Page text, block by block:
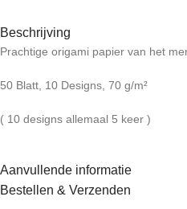
Beschrijving
Prachtige origami papier van het
50 Blatt, 10 Designs, 70 g/m²
( 10 designs allemaal 5 keer )
Aanvullende informatie
Bestellen & Verzenden